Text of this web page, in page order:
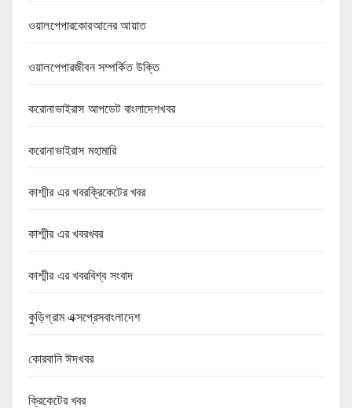
ওয়ালপেপারকোরআনের আয়াত
ওয়ালপেপারজীবন সম্পর্কিত উক্তি
করোনাভাইরাস আপডেট বাংলাদেশখবর
করোনাভাইরাস মহামারি
কাশ্মীর এর খবরক্রিকেটের খবর
কাশ্মীর এর খবরখবর
কাশ্মীর এর খবরবিশ্ব সংবাদ
কুড়িগ্রাম এক্সপ্রেসবাংলাদেশ
কোরবানি ঈদখবর
ক্রিকেটের খবর